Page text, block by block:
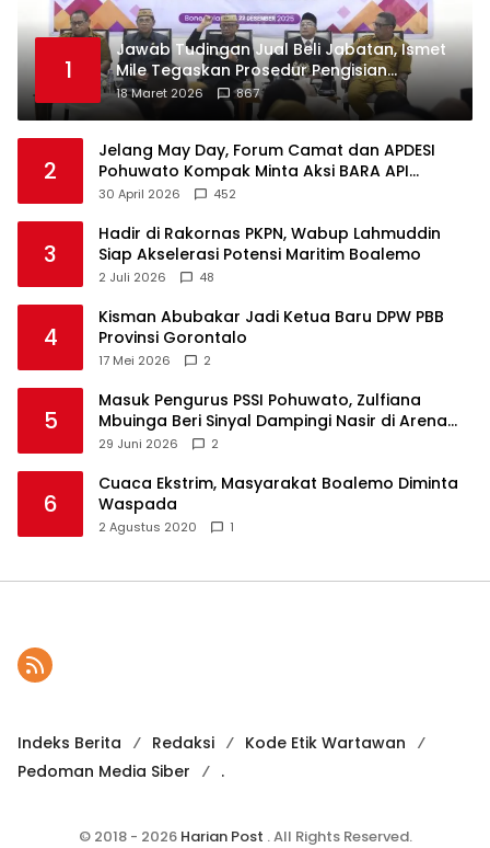
1
Jawab Tudingan Jual Beli Jabatan, Ismet
Mile Tegaskan Prosedur Pengisian
Jabatan
18 Maret 2026 867
2
Jelang May Day, Forum Camat dan APDESI
Pohuwato Kompak Minta Aksi BARA API
Ditunda
30 April 2026 452
3
Hadir di Rakornas PKPN, Wabup Lahmuddin
Siap Akselerasi Potensi Maritim Boalemo
2 Juli 2026 48
4
Kisman Abubakar Jadi Ketua Baru DPW PBB
Provinsi Gorontalo
17 Mei 2026 2
5
Masuk Pengurus PSSI Pohuwato, Zulfiana
Mbuinga Beri Sinyal Dampingi Nasir di Arena
Politik ?
29 Juni 2026 2
6
Cuaca Ekstrim, Masyarakat Boalemo Diminta
Waspada
2 Agustus 2020 1
Indeks Berita Redaksi
Kode Etik Wartawan
Pedoman Media Siber
.
© 2018 - 2026 Harian Post . All Rights Reserved.